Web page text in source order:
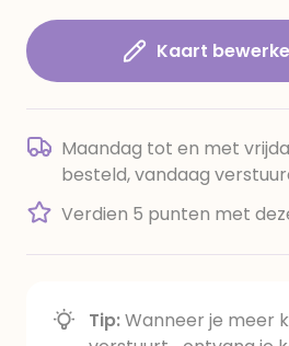
Kaart
Maandag tot en met
besteld, vandaag
Verdien 5 punten met
Tip:Wanneer je meer